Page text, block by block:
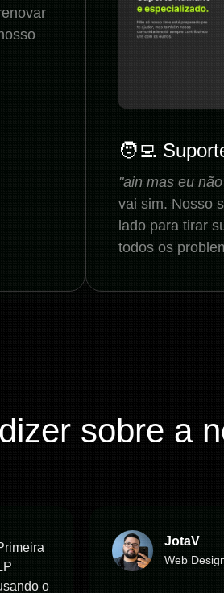
🧑‍💻
"ain mas eu
vai sim. Nosso
lado para tirar
todos os
sobre a
o
JotaV
Web